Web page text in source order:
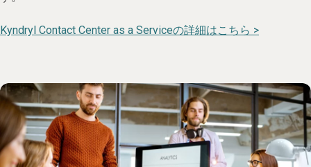
Kyndryl Contact Center as a Serviceの詳細はこちら >